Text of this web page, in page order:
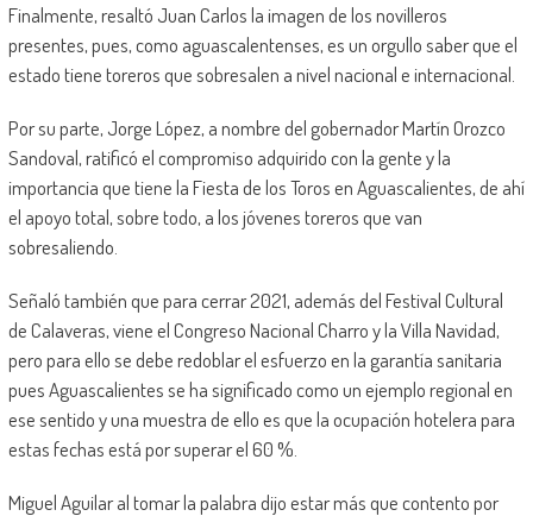
Finalmente, resaltó Juan Carlos la imagen de los novilleros
presentes, pues, como aguascalentenses, es un orgullo saber que el
estado tiene toreros que sobresalen a nivel nacional e internacional.
Por su parte, Jorge López, a nombre del gobernador Martín Orozco
Sandoval, ratificó el compromiso adquirido con la gente y la
importancia que tiene la Fiesta de los Toros en Aguascalientes, de ahí
el apoyo total, sobre todo, a los jóvenes toreros que van
sobresaliendo.
Señaló también que para cerrar 2021, además del Festival Cultural
de Calaveras, viene el Congreso Nacional Charro y la Villa Navidad,
pero para ello se debe redoblar el esfuerzo en la garantía sanitaria
pues Aguascalientes se ha significado como un ejemplo regional en
ese sentido y una muestra de ello es que la ocupación hotelera para
estas fechas está por superar el 60 %.
Miguel Aguilar al tomar la palabra dijo estar más que contento por